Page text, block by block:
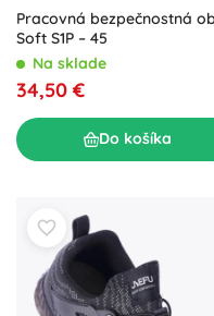
Pracovná bezpečnostná
Soft S1P – 45
Na sklade
34,50 €
Do košíka